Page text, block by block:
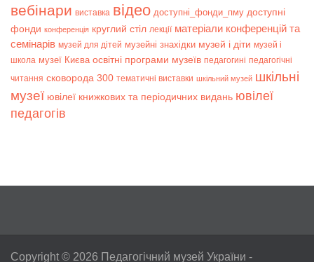
вебінари виставка відео доступні_фонди_пму доступні
фонди конференція круглий стіл лекції матеріали конференцій та
семінарів музей для дітей музейні знахідки музей і діти музей і
школа музеї Києва освітні програми музеїв педагогині педагогічні
читання сковорода 300 тематичні виставки шкільний музей шкільні
музеї ювілеї книжкових та періодичних видань ювілеї
педагогів
Copyright © 2026 Педагогічний музей України -